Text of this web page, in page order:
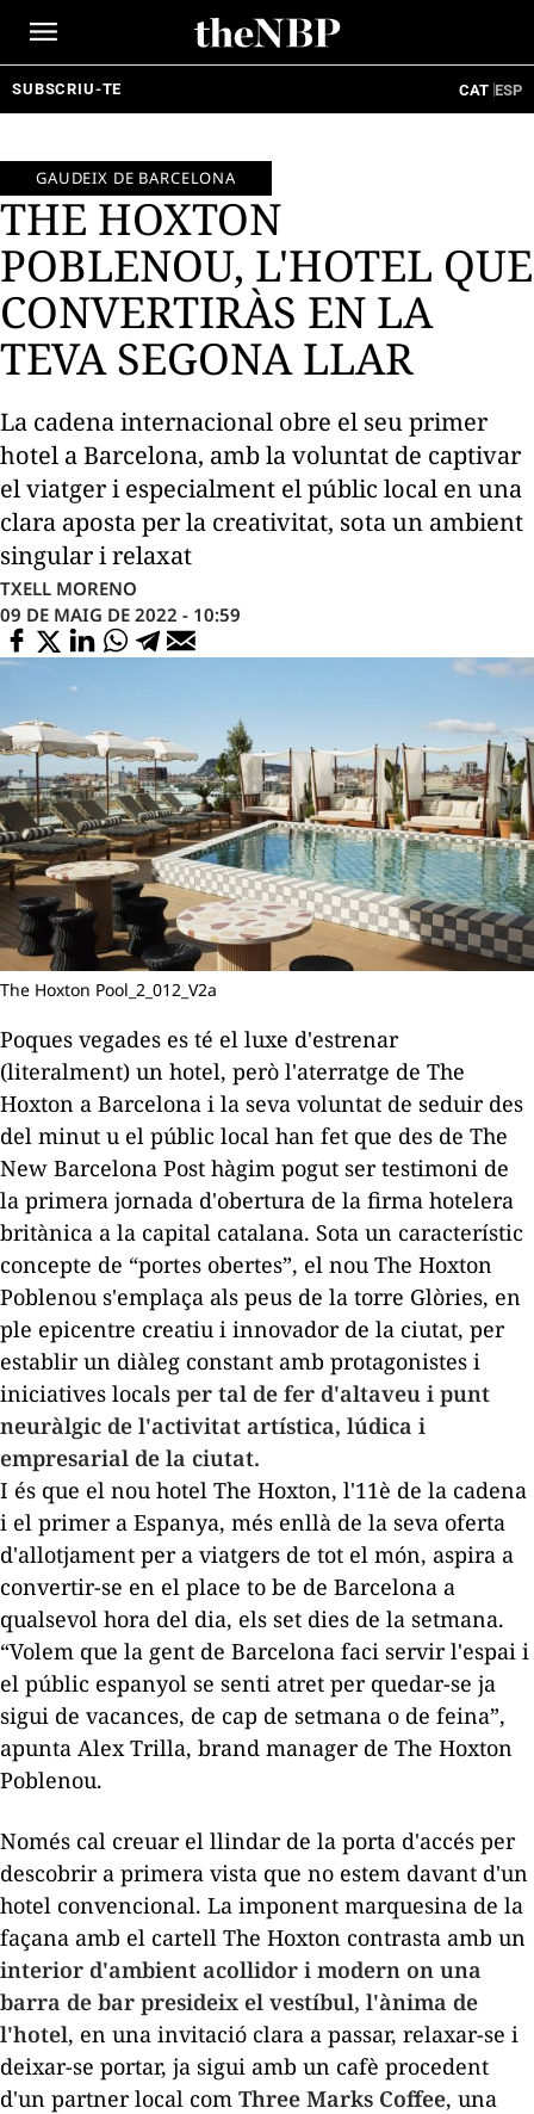
SUBSCRIU-TE CAT ESP
GAUDEIX DE BARCELONA
THE HOXTON
POBLENOU, L'HOTEL QUE
CONVERTIRÀS EN LA
TEVA SEGONA LLAR
La cadena internacional obre el seu primer
hotel a Barcelona, amb la voluntat de captivar
el viatger i especialment el públic local en una
clara aposta per la creativitat, sota un ambient
singular i relaxat
TXELL MORENO
09 DE MAIG DE 2022 - 10:59
The Hoxton Pool_2_012_V2a
Poques vegades es té el luxe d'estrenar
(literalment) un hotel, però l'aterratge de The
Hoxton a Barcelona i la seva voluntat de seduir des
del minut u el públic local han fet que des de The
New Barcelona Post hàgim pogut ser testimoni de
la primera jornada d'obertura de la firma hotelera
britànica a la capital catalana. Sota un característic
concepte de “portes obertes”, el nou The Hoxton
Poblenou s'emplaça als peus de la torre Glòries, en
ple epicentre creatiu i innovador de la ciutat, per
establir un diàleg constant amb protagonistes i
iniciatives locals per tal de fer d'altaveu i punt
neuràlgic de l'activitat artística, lúdica i
empresarial de la ciutat.
I és que el nou hotel The Hoxton, l'11è de la cadena
i el primer a Espanya, més enllà de la seva oferta
d'allotjament per a viatgers de tot el món, aspira a
convertir-se en el place to be de Barcelona a
qualsevol hora del dia, els set dies de la setmana.
“Volem que la gent de Barcelona faci servir l'espai i
el públic espanyol se senti atret per quedar-se ja
sigui de vacances, de cap de setmana o de feina”,
apunta Alex Trilla, brand manager de The Hoxton
Poblenou.
Només cal creuar el llindar de la porta d'accés per
descobrir a primera vista que no estem davant d'un
hotel convencional. La imponent marquesina de la
façana amb el cartell The Hoxton contrasta amb un
interior d'ambient acollidor i modern on una
barra de bar presideix el vestíbul, l'ànima de
l'hotel, en una invitació clara a passar, relaxar-se i
deixar-se portar, ja sigui amb un cafè procedent
d'un partnerlocal com Three Marks Coffee, una